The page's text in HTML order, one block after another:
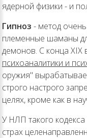
ядерной физики - и
Гипноз - метод
племенные шаманы
демонов. С конца XIX
психоаналитики и
оружия"
строго настрого
целях, кроме как в
У НЛП такого кодекса
страх